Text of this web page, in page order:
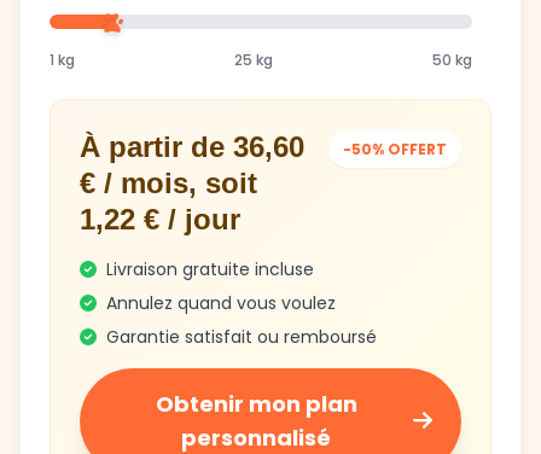
1 kg 25 kg 50 kg
À partir de 36,60
€ / mois, soit
1,22 € / jour
-50% OFFERT
Livraison gratuite incluse
Annulez quand vous voulez
Garantie satisfait ou remboursé
Obtenir mon plan
personnalisé